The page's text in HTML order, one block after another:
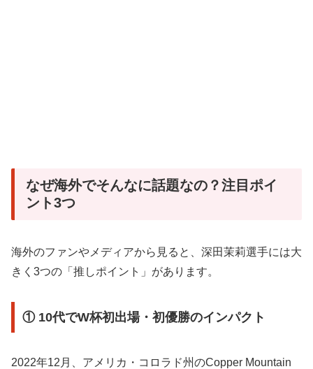
なぜ海外でそんなに話題なの？注目ポイ
ント3つ
海外のファンやメディアから見ると、深田茉莉選手には大
きく3つの「推しポイント」があります。
① 10代でW杯初出場・初優勝のインパクト
2022年12月、アメリカ・コロラド州のCopper Mountain